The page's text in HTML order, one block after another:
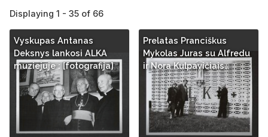
Displaying 1 - 35 of 66
Vyskupas Antanas
Deksnys lankosi ALKA
muziejuje : [fotografija]
Prelatas Pranciškus
Mykolas Juras su Alfredu
ir Nora Kulpavičiais…